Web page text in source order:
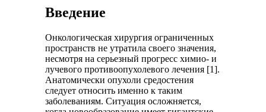
Введение
Онкологическая хирургия ограниченных
пространств не утратила своего значения,
несмотря на серьезный прогресс химио- и
лучевого противоопухолевого лечения [1].
Анатомически опухоли средостения
следует относить именно к таким
заболеваниям. Ситуация осложняется,